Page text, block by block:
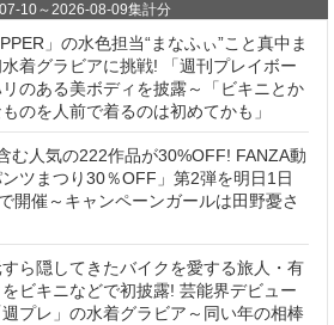
10～2026-08-09集計分
」の水色担当“まなふぃ”こと真中ま
着グラビアに挑戦! 「週刊プレイボー
のある美ボディを披露～「ビキニとか
のを人前で着るのは初めてかも」
む人気の222作品が30%OFF! FANZA動
ツまつり30％OFF」第2弾を明日1日
開催～キャンペーンガールは田野憂さ
ら隠してきたバイクを愛する旅人・有
ビキニなどで初披露! 芸能界デビュー
プレ」の水着グラビア～同い年の相棒